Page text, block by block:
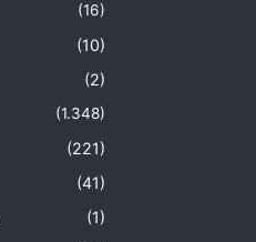
(16)
(10)
(2)
(1.348)
(221)
(41)
(1)